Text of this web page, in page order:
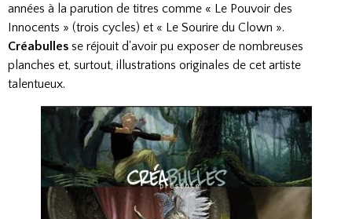
années à la parution de titres comme « Le Pouvoir des
Innocents » (trois cycles) et « Le Sourire du Clown ».
Créabulles se réjouit d'avoir pu exposer de nombreuses
planches et, surtout, illustrations originales de cet artiste
talentueux.